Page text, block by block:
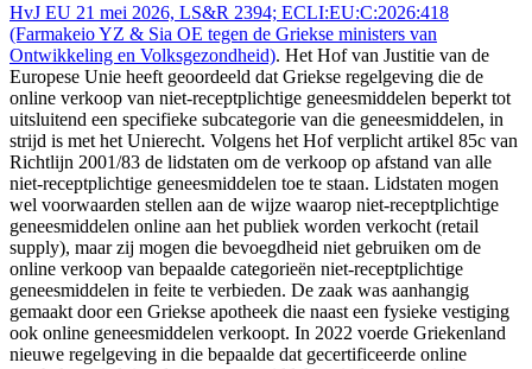
HvJ EU 21 mei 2026, LS&R 2394; ECLI:EU:C:2026:418
(Farmakeio YZ & Sia OE tegen de Griekse ministers van
Ontwikkeling en Volksgezondheid). Het Hof van Justitie van de
Europese Unie heeft geoordeeld dat Griekse regelgeving die de
online verkoop van niet-receptplichtige geneesmiddelen beperkt tot
uitsluitend een specifieke subcategorie van die geneesmiddelen, in
strijd is met het Unierecht. Volgens het Hof verplicht artikel 85c van
Richtlijn 2001/83 de lidstaten om de verkoop op afstand van alle
niet-receptplichtige geneesmiddelen toe te staan. Lidstaten mogen
wel voorwaarden stellen aan de wijze waarop niet-receptplichtige
geneesmiddelen online aan het publiek worden verkocht (retail
supply), maar zij mogen die bevoegdheid niet gebruiken om de
online verkoop van bepaalde categorieën niet-receptplichtige
geneesmiddelen in feite te verbieden. De zaak was aanhangig
gemaakt door een Griekse apotheek die naast een fysieke vestiging
ook online geneesmiddelen verkoopt. In 2022 voerde Griekenland
nieuwe regelgeving in die bepaalde dat gecertificeerde online